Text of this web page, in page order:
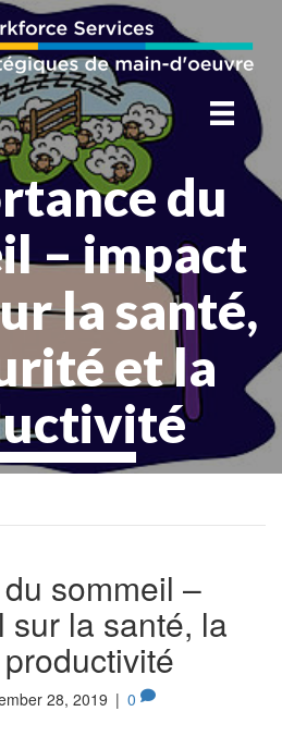
du
– impact
la santé,
et la
du sommeil –
sur la santé, la
28, 2019 | 0